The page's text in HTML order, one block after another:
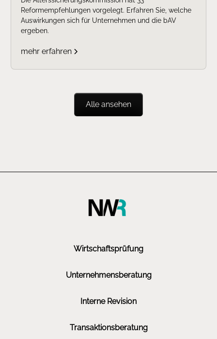
Reformempfehlungen vorgelegt. Erfahren Sie, welche
Auswirkungen sich für Unternehmen und die bAV
ergeben.
mehr erfahren
Alle ansehen
Wirtschaftsprüfung
Unternehmensberatung
Interne Revision
Transaktionsberatung